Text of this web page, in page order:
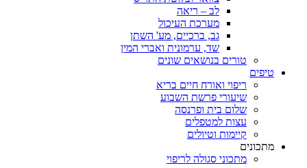
לב – ריאה
מערכת העיכול
גב, ברכיים, מע' השתן
שד, ערמונית ואברי המין
טורים בנושאים שונים
טיפים
ריפוי ואורח חיים בריא
שיעורי פרשת השבוע
שלום בית ופרנסה
עצות למטפלים
קיימות וטיולים
מתכונים
מתכוני סגולה לריפוי